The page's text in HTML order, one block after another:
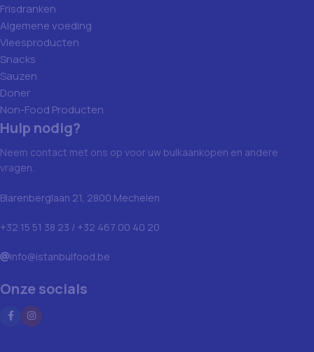
Frisdranken
Algemene voeding
Vleesproducten
Snacks
Sauzen
Doner
Non-Food Producten
Hulp nodig?
Neem contact met ons op voor uw bulkaankopen en andere
vragen.
Blarenberglaan 21, 2800 Mechelen
+32 15 51 38 23 / +32 467 00 40 20
info@istanbulfood.be
Onze socials